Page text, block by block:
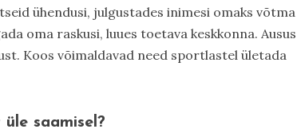
ühendusi, julgustades inimesi omaks võtma
oma raskusi, luues toetava keskkonna. Ausus
Koos võimaldavad need sportlastel ületada
saamisel?